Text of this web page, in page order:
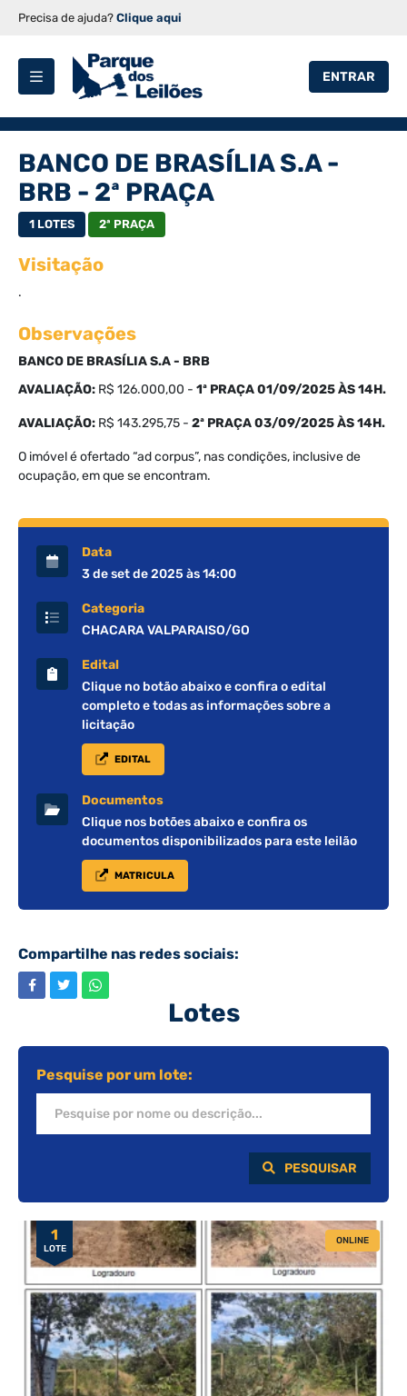
Precisa de ajuda? Clique aqui
ENTRAR
Data
3 de set de 2025 às 14:00
Categoria
CHACARA VALPARAISO/GO
Edital
Clique no botão abaixo e confira o edital
completo e todas as informações sobre a
licitação
EDITAL
Documentos
Clique nos botões abaixo e confira os
documentos disponibilizados para este leilão
MATRICULA
Compartilhe nas redes sociais:
BANCO DE BRASÍLIA S.A -
BRB - 2ª PRAÇA
1 LOTES 2ª PRAÇA
Visitação
.
Observações
BANCO DE BRASÍLIA S.A - BRB
AVALIAÇÃO: R$ 126.000,00 - 1ª PRAÇA 01/09/2025 ÀS 14H.
AVALIAÇÃO: R$ 143.295,75 - 2ª PRAÇA 03/09/2025 ÀS 14H.
O imóvel é ofertado “ad corpus”, nas condições, inclusive de
ocupação, em que se encontram.
Lotes
Pesquise por um lote:
PESQUISAR
1
LOTE
ONLINE